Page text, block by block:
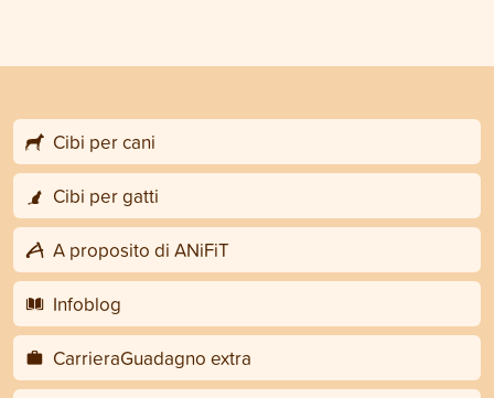
Cibi per cani
Cibi per gatti
A proposito di ANiFiT
Infoblog
CarrieraGuadagno extra